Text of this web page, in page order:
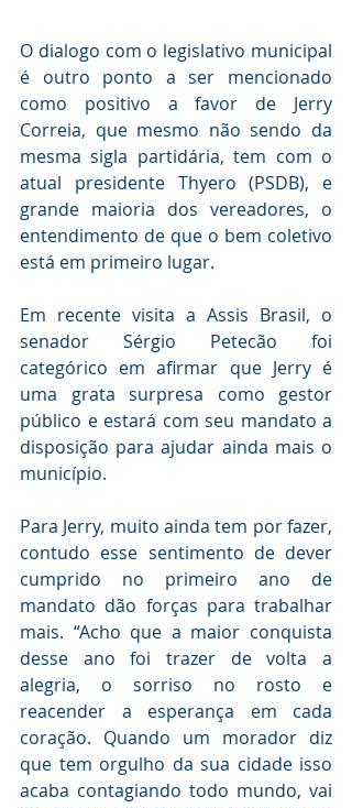
O dialogo com o legislativo municipal
é outro ponto a ser mencionado
como positivo a favor de Jerry
Correia, que mesmo não sendo da
mesma sigla partidária, tem com o
atual presidente Thyero (PSDB), e
grande maioria dos vereadores, o
entendimento de que o bem coletivo
está em primeiro lugar.
Em recente visita a Assis Brasil, o
senador Sérgio Petecão foi
categórico em afirmar que Jerry é
uma grata surpresa como gestor
público e estará com seu mandato a
disposição para ajudar ainda mais o
município.
Para Jerry, muito ainda tem por fazer,
contudo esse sentimento de dever
cumprido no primeiro ano de
mandato dão forças para trabalhar
mais. “Acho que a maior conquista
desse ano foi trazer de volta a
alegria, o sorriso no rosto e
reacender a esperança em cada
coração. Quando um morador diz
que tem orgulho da sua cidade isso
acaba contagiando todo mundo, vai